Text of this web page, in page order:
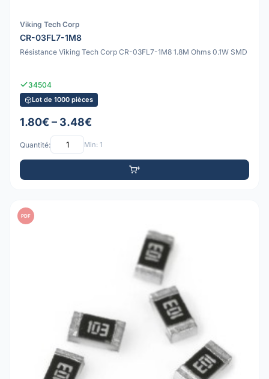
Viking Tech Corp
CR-03FL7-1M8
Résistance Viking Tech Corp CR-03FL7-1M8 1.8M Ohms 0.1W SMD
34504
Lot de 1000 pièces
1.80€ – 3.48€
Quantité: Min: 1
PDF